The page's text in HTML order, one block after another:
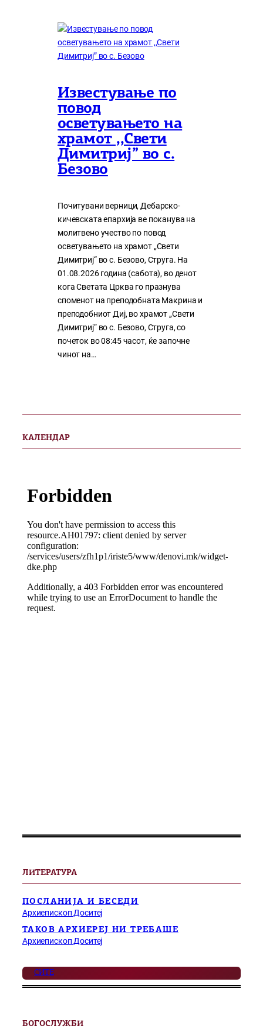
Известување по
повод
осветувањето на
храмот ,,Свети
Димитриј” во с.
Безово
Почитувани верници, Дебарско-
кичевската епархија ве поканува на
молитвено учество по повод
осветувањето на храмот „Свети
Димитриј“ во с. Безово, Струга. На
01.08.2026 година (сабота), во денот
кога Светата Црква го празнува
споменот на преподобната Макрина и
преподобниот Диј, во храмот „Свети
Димитриј“ во с. Безово, Струга, со
почеток во 08:45 часот, ќе започне
чинот на…
КАЛЕНДАР
ЛИТЕРАТУРА
ПОСЛАНИЈА И БЕСЕДИ
Архиепископ Доситеј
ТАКОВ АРХИЕРЕЈ НИ ТРЕБАШЕ
Архиепископ Доситеј
СИТЕ
БОГОСЛУЖБИ